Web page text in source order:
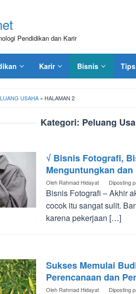
Pendidikan dan Karir
Karir Bisnis
USAHA » HALAMAN 2
Kategori: Peluang
√ Bisnis Fotografi,
Menguntungkan dan
Oleh Rahmad Hidayat Diposting
Bisnis Fotografi – Akhir
cocok itu sangat sulit.
karena pekerjaan […]
Sukses Memulai
Perencanaan dan
Oleh Rahmad Hidayat Diposting